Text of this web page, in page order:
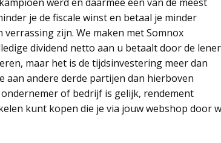
werd en daarmee één van de meest
je de fiscale winst en betaal je minder
zijn. We maken met Somnox
dividend netto aan u betaalt door de lener
maar het is de tijdsinvestering meer dan
aan andere derde partijen dan hierboven
of bedrijf is gelijk, rendement
kunt kopen die je via jouw webshop door